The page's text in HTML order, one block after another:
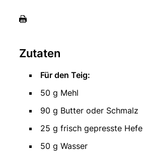
Zutaten
Für den Teig:
50 g Mehl
90 g Butter oder Schmalz
25 g frisch gepresste Hefe
50 g Wasser